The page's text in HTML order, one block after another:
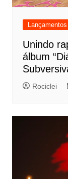
Lançamentos
Unindo
álbum
Rociclei